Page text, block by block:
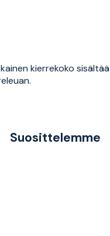
kierrekoko
Suosittelemme